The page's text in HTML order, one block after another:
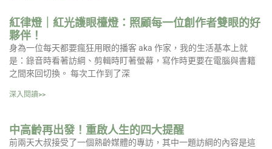
紅律燈｜紅光護眼檯燈：照顧每一位創作者雙眼的好
夥伴！
身為一位每天都要瘋狂用眼的播客 aka 作家，我的生活基本上就
是：錄音時看著訪綱、剪輯時盯著螢幕，寫作時更要在電腦與書籍
之間來回切換。 每次工作到了深
深入閱讀>>
中高齡再出發！重啟人生的四大提醒
前兩天大叔接受了一個熟齡媒體的專訪，其中一題訪綱的內容是這